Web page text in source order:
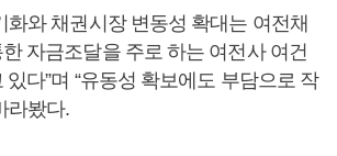
화와 채권시장 변동성 확대는 여전채
자금조달을 주로 하는 여전사 여건
다”며 “유동성 확보에도 부담으로 작
라봤다.